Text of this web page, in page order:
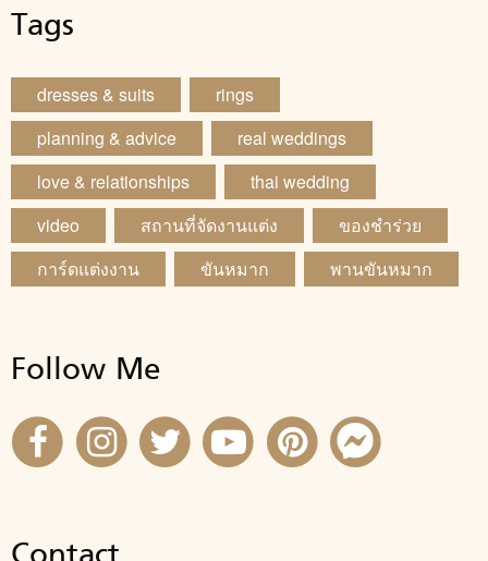
Tags
dresses & suits
rings
planning & advice
real weddings
love & relationships
thai wedding
video
สถานที่จัดงานแต่ง
ของชำร่วย
การ์ดแต่งงาน
ขันหมาก พานขันหมาก
Follow Me